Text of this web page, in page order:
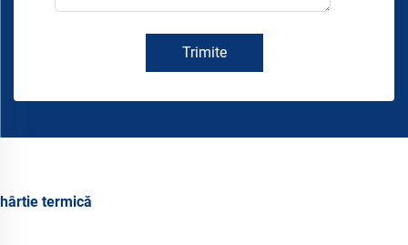
Trimite
hârtie termică